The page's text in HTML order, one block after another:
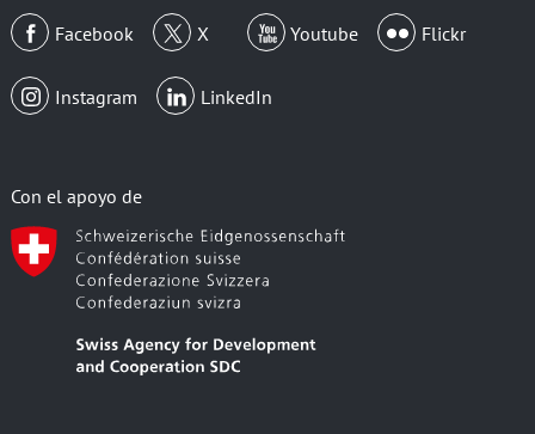
Facebook
X Youtube Flickr
Instagram LinkedIn
Con el apoyo de